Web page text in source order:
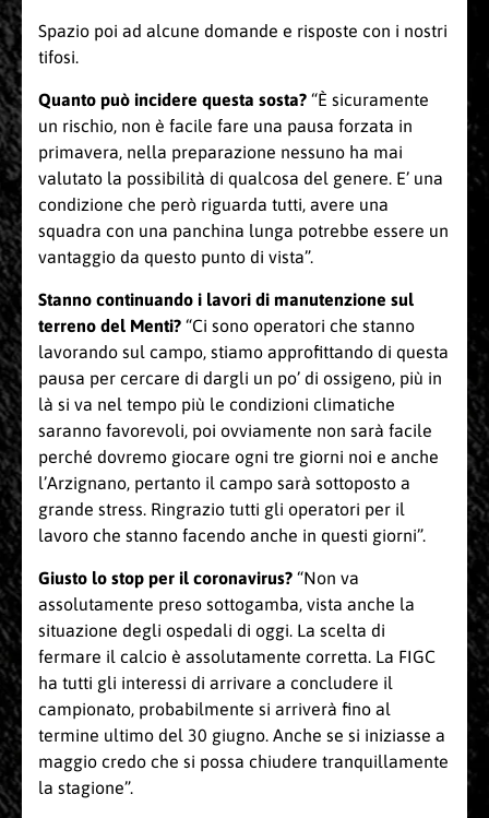
Spazio poi ad alcune domande e risposte con i nostri
tifosi.
Quanto può incidere questa sosta? “È sicuramente
un rischio, non è facile fare una pausa forzata in
primavera, nella preparazione nessuno ha mai
valutato la possibilità di qualcosa del genere. E’ una
condizione che però riguarda tutti, avere una
squadra con una panchina lunga potrebbe essere un
vantaggio da questo punto di vista”.
Stanno continuando i lavori di manutenzione sul
terreno del Menti? “Ci sono operatori che stanno
lavorando sul campo, stiamo approfittando di questa
pausa per cercare di dargli un po’ di ossigeno, più in
là si va nel tempo più le condizioni climatiche
saranno favorevoli, poi ovviamente non sarà facile
perché dovremo giocare ogni tre giorni noi e anche
l’Arzignano, pertanto il campo sarà sottoposto a
grande stress. Ringrazio tutti gli operatori per il
lavoro che stanno facendo anche in questi giorni”.
Giusto lo stop per il coronavirus? “Non va
assolutamente preso sottogamba, vista anche la
situazione degli ospedali di oggi. La scelta di
fermare il calcio è assolutamente corretta. La FIGC
ha tutti gli interessi di arrivare a concludere il
campionato, probabilmente si arriverà fino al
termine ultimo del 30 giugno. Anche se si iniziasse a
maggio credo che si possa chiudere tranquillamente
la stagione”.